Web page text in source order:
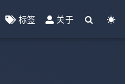
标签 关于